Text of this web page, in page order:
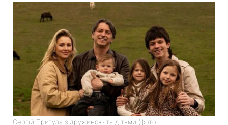
Сергій Притула з дружиною та дітьми (фото: